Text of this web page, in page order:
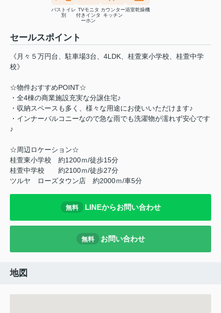
バストイレ
別
TVモニタ
付きインタ
ーホン
カウンター
キッチン
浴室乾燥機
セールスポイント
《月々５万円台、駐車場3台、4LDK、桂萱東小学校、桂萱中学
校》
☆物件おすすめPOINT☆
・全4棟の商業施設充実な分譲住宅♪
・収納スペースも多く、様々な用途にお使いいただけます♪
・インナーバルコニーなので急な雨でも洗濯物が濡れず安心です
♪
☆周辺ロケーション☆
桂萱東小学校 約1200ｍ/徒歩15分
桂萱中学校 約2100ｍ/徒歩27分
ツルヤ ローズタウン店 約2000ｍ/車5分
無料 LINEからお問い合わせ
無料 お問い合わせ
地図